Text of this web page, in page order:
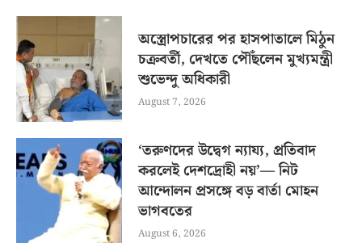
অস্ত্রোপচারের পর হাসপাতালে মিঠুন
চক্রবর্তী, দেখতে পৌঁছলেন মুখ্যমন্ত্রী
শুভেন্দু অধিকারী
August 7, 2026
‘তরুণদের উদ্বেগ ন্যায্য, প্রতিবাদ
করলেই দেশদ্রোহী নয়’— নিট
আন্দোলন প্রসঙ্গে বড় বার্তা মোহন
ভাগবতের
August 6, 2026